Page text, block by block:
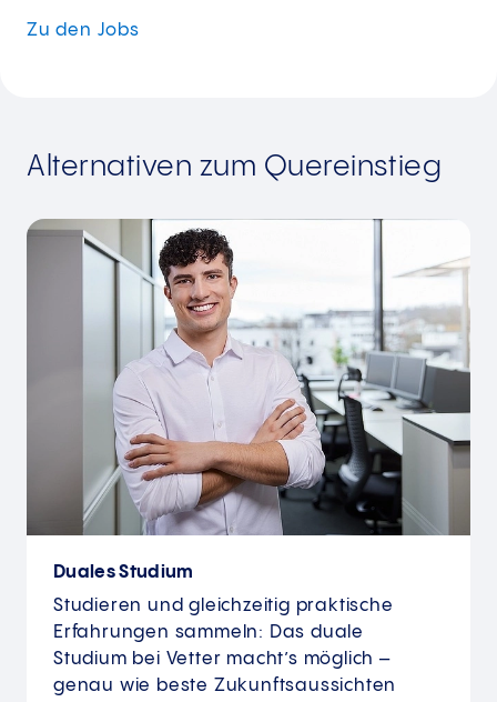
Zu den Jobs
Alternativen zum Quereinstieg
Duales Studium
Studieren und gleichzeitig praktische
Erfahrungen sammeln: Das duale
Studium bei Vetter macht’s möglich –
genau wie beste Zukunftsaussichten